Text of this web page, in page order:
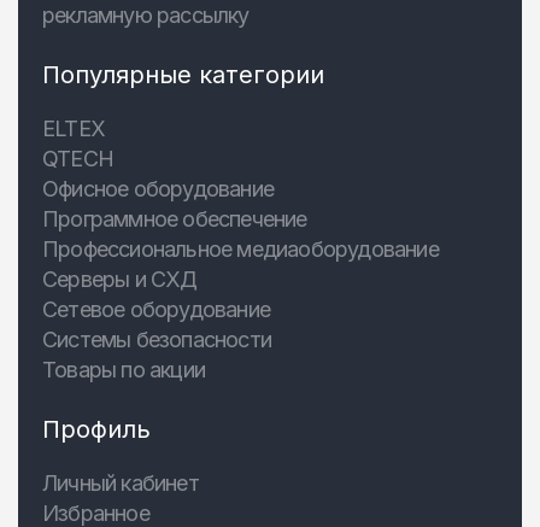
рекламную рассылку
Популярные категории
ELTEX
QTECH
Офисное оборудование
Программное обеспечение
Профессиональное медиаоборудование
Серверы и СХД
Сетевое оборудование
Системы безопасности
Товары по акции
Профиль
Личный кабинет
Избранное